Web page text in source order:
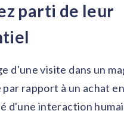
parti de leur
d'une visite dans un
par rapport à un achat
d'une interaction